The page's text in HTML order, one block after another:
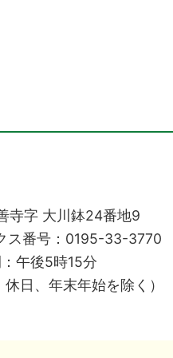
寺字 大川鉢24番地9
ス番号：0195-33-3770
午後5時15分
日、年末年始を除く）